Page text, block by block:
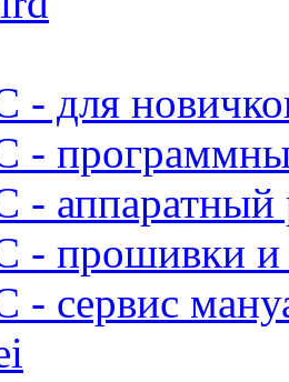
- для
-
- аппаратный
- прошивки
- cервис